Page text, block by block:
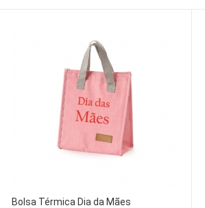
Bolsa Térmica Dia da Mães